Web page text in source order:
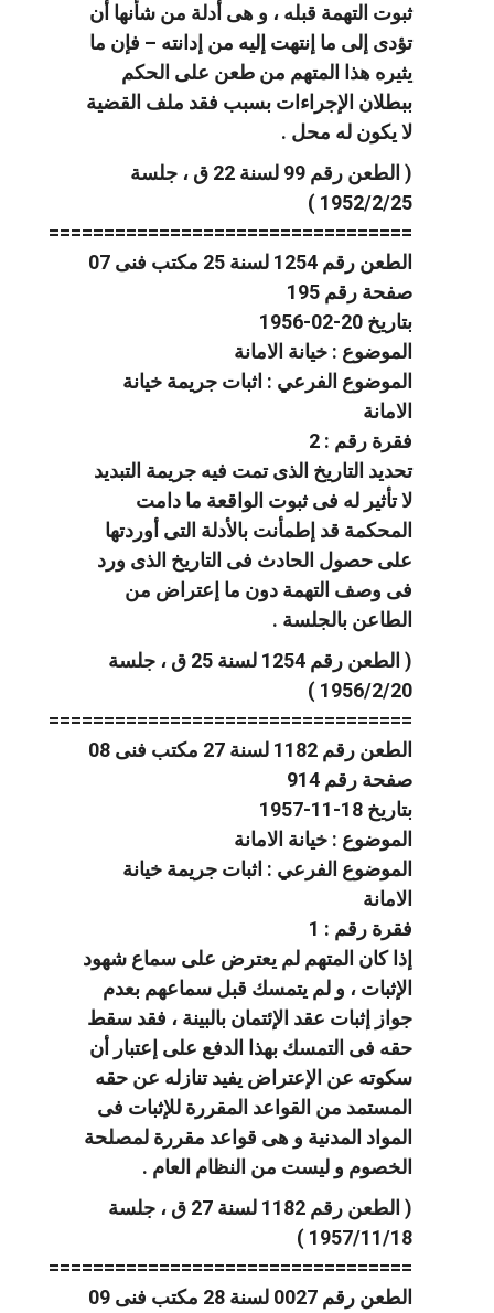
ثبوت التهمة قبله ، و هى أدلة من شأنها أن
تؤدى إلى ما إنتهت إليه من إدانته – فإن ما
يثيره هذا المتهم من طعن على الحكم
ببطلان الإجراءات بسبب فقد ملف القضية
لا يكون له محل .
( الطعن رقم 99 لسنة 22 ق ، جلسة
1952/2/25 )
=================================
الطعن رقم 1254 لسنة 25 مكتب فنى 07
صفحة رقم 195
بتاريخ 20-02-1956
الموضوع : خيانة الامانة
الموضوع الفرعي : اثبات جريمة خيانة
الامانة
فقرة رقم : 2
تحديد التاريخ الذى تمت فيه جريمة التبديد
لا تأثير له فى ثبوت الواقعة ما دامت
المحكمة قد إطمأنت بالأدلة التى أوردتها
على حصول الحادث فى التاريخ الذى ورد
فى وصف التهمة دون ما إعتراض من
الطاعن بالجلسة .
( الطعن رقم 1254 لسنة 25 ق ، جلسة
1956/2/20 )
=================================
الطعن رقم 1182 لسنة 27 مكتب فنى 08
صفحة رقم 914
بتاريخ 18-11-1957
الموضوع : خيانة الامانة
الموضوع الفرعي : اثبات جريمة خيانة
الامانة
فقرة رقم : 1
إذا كان المتهم لم يعترض على سماع شهود
الإثبات ، و لم يتمسك قبل سماعهم بعدم
جواز إثبات عقد الإئتمان بالبينة ، فقد سقط
حقه فى التمسك بهذا الدفع على إعتبار أن
سكوته عن الإعتراض يفيد تنازله عن حقه
المستمد من القواعد المقررة للإثبات فى
المواد المدنية و هى قواعد مقررة لمصلحة
الخصوم و ليست من النظام العام .
( الطعن رقم 1182 لسنة 27 ق ، جلسة
1957/11/18 )
=================================
الطعن رقم 0027 لسنة 28 مكتب فنى 09